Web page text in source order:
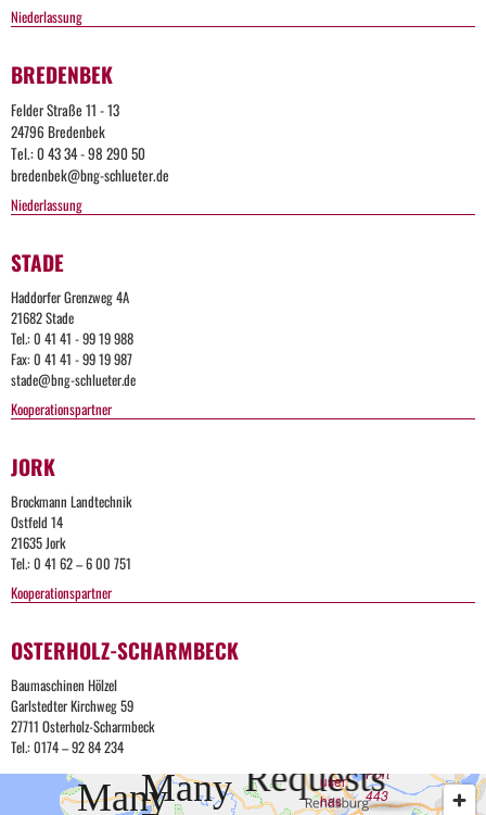
Niederlassung
BREDENBEK
Felder Straße 11 - 13
24796 Bredenbek
Tel.: 0 43 34 - 98 290 50
bredenbek@bng-schlueter.de
Niederlassung
STADE
Haddorfer Grenzweg 4A
21682 Stade
Tel.: 0 41 41 - 99 19 988
Fax: 0 41 41 - 99 19 987
stade@bng-schlueter.de
Kooperationspartner
JORK
Brockmann Landtechnik
Ostfeld 14
21635 Jork
Tel.: 0 41 62 – 6 00 751
Kooperationspartner
OSTERHOLZ-SCHARMBECK
Baumaschinen Hölzel
Garlstedter Kirchweg 59
27711 Osterholz-Scharmbeck
Tel.: 0174 – 92 84 234
of time.
Port
443
Requests
user
has
Many
Too
Many